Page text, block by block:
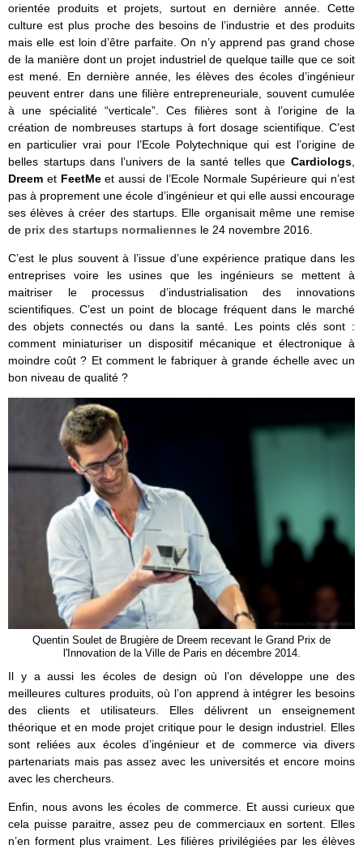
orientée produits et projets, surtout en dernière année. Cette
culture est plus proche des besoins de l’industrie et des produits
mais elle est loin d’être parfaite. On n’y apprend pas grand chose
de la manière dont un projet industriel de quelque taille que ce soit
est mené. En dernière année, les élèves des écoles d’ingénieur
peuvent entrer dans une filière entrepreneuriale, souvent cumulée
à une spécialité “verticale”. Ces filières sont à l’origine de la
création de nombreuses startups à fort dosage scientifique. C’est
en particulier vrai pour l’Ecole Polytechnique qui est l’origine de
belles startups dans l’univers de la santé telles que Cardiologs
Dreem et FeetMeet aussi de l’Ecole Normale Supérieure qui n’est
pas à proprement une école d’ingénieur et qui elle aussi encourage
ses élèves à créer des startups. Elle organisait même une remise
de prix des startups normaliennes le 24 novembre 2016.
C’est le plus souvent à l’issue d’une expérience pratique dans les
entreprises voire les usines que les ingénieurs se mettent à
maitriser le processus d’industrialisation des innovations
scientifiques. C’est un point de blocage fréquent dans le marché
des objets connectés ou dans la santé. Les points clés sont :
comment miniaturiser un dispositif mécanique et électronique à
moindre coût ? Et comment le fabriquer à grande échelle avec un
bon niveau de qualité ?
Quentin Soulet de Brugière de Dreem recevant le Grand Prix de
l'Innovation de la Ville de Paris en décembre 2014.
Il y a aussi les écoles de design où l’on développe une des
meilleures cultures produits, où l’on apprend à intégrer les besoins
des clients et utilisateurs. Elles délivrent un enseignement
théorique et en mode projet critique pour le design industriel. Elles
sont reliées aux écoles d’ingénieur et de commerce via divers
partenariats mais pas assez avec les universités et encore moins
avec les chercheurs.
Enfin, nous avons les écoles de commerce. Et aussi curieux que
cela puisse paraitre, assez peu de commerciaux en sortent. Elles
n’en forment plus vraiment. Les filières privilégiées par les élèves